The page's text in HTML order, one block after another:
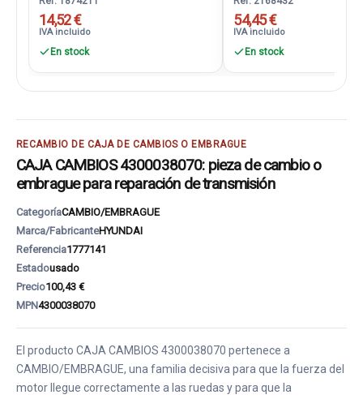
14,52 €
IVA incluido
En stock
54,45 €
IVA incluido
En stock
RECAMBIO DE CAJA DE CAMBIOS O EMBRAGUE
CAJA CAMBIOS 4300038070: pieza de cambio o
embrague para reparación de transmisión
CategoríaCAMBIO/EMBRAGUE
Marca/FabricanteHYUNDAI
Referencia1777141
Estadousado
Precio100,43 €
MPN4300038070
El producto CAJA CAMBIOS 4300038070 pertenece a
CAMBIO/EMBRAGUE, una familia decisiva para que la fuerza del
motor llegue correctamente a las ruedas y para que la